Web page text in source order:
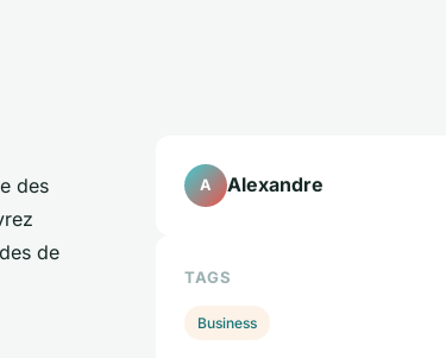
des
de
A Alexandre
TAGS
Business